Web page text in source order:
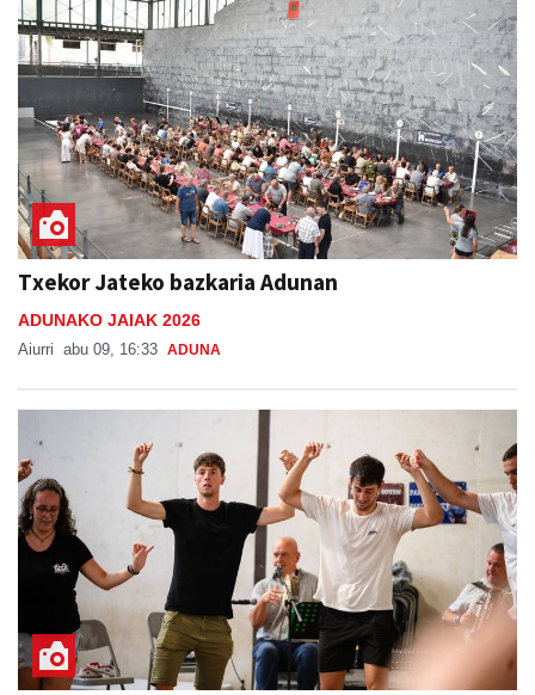
Txekor Jateko bazkaria Adunan
ADUNAKO JAIAK 2026
Aiurri abu 09, 16:33 ADUNA